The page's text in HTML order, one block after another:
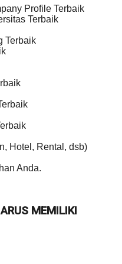
Profile Terbaik
Terbaik
Terbaik
Hotel, Rental, dsb)
Anda.
MEMILIKI